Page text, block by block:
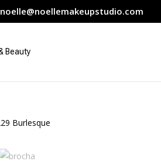
noelle@noellemakeupstudio.com